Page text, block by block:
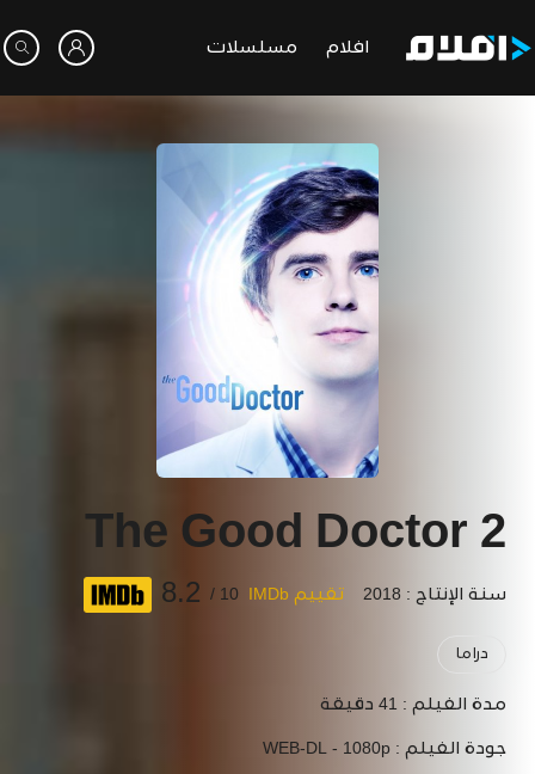
افلام مسلسلات
The Good Doctor 2
سنة الإنتاج : 2018 تقييم IMDb 10 /
8.2
دراما
مدة الفيلم : 41 دقيقة
جودة الفيلم : WEB-DL - 1080p